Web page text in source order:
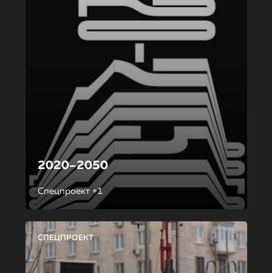
2020–2050
Спецпроект +1
СПЕЦПРОЕКТ